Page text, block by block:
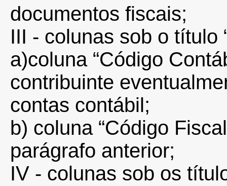
documentos fiscais;
III - colunas sob o título
a)coluna “Código
contribuinte
contas contábil;
b) coluna “Código
parágrafo anterior;
IV - colunas sob os